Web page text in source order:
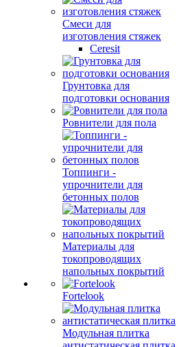
Смеси для
изготовления стяжек
Ceresit
Грунтовка для
подготовки основания
Ровнители для пола
Топпинги -
упрочнители для
бетонных полов
Материалы для
токопроводящих
напольных покрытий
Fortelook
Модульная плитка